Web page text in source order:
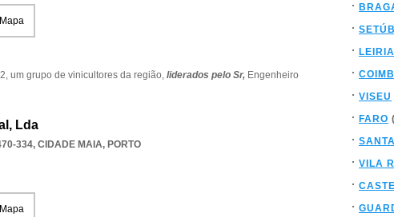
um grupo de vinicultores da região, liderados pelo Sr, Engenheiro
Lda
334, CIDADE MAIA, PORTO
LEIRIA
VISEU
FARO
VILA